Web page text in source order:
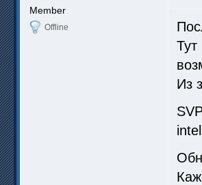
Member
Offline
Из